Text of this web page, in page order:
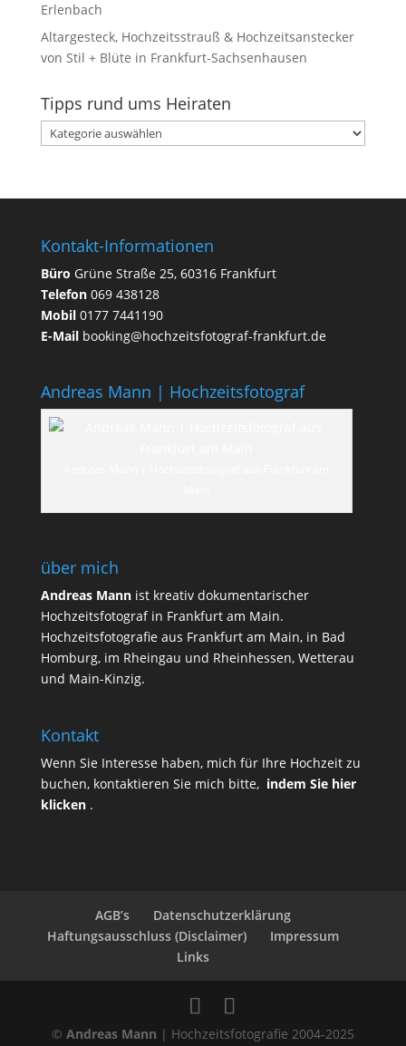
Erlenbach
Altargesteck, Hochzeitsstrauß & Hochzeitsanstecker
von Stil + Blüte in Frankfurt-Sachsenhausen
Tipps rund ums Heiraten
Tipps
rund
Kontakt-Informationen
Büro Grüne Straße 25, 60316 Frankfurt
Telefon069 438128
Mobil0177 7441190
E-Mail booking@hochzeitsfotograf-frankfurt.de
Andreas Mann | Hochzeitsfotograf
über mich
Andreas Mannist kreativ dokumentarischer
Hochzeitsfotograf in Frankfurt am Main.
Hochzeitsfotografie aus Frankfurt am Main, in Bad
Homburg, im Rheingau und Rheinhessen, Wetterau
und Main-Kinzig.
Kontakt
Wenn Sie Interesse haben, mich für Ihre Hochzeit zu
buchen, kontaktieren Sie mich bitte, indem Sie hier
klicken.
AGB’s
Datenschutzerklärung
Haftungsausschluss (Disclaimer)
Impressum
Links
© Andreas Mann | Hochzeitsfotografie 2004-2025